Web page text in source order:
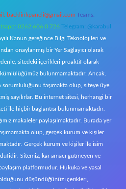
backlinkpaneli@gmail.com Teams:
0262 606 0 726 Telegram: @karabul
Kanun gereğince Bilgi Teknolojileri ve
onaylanmış bir Yer Sağlayıcı olarak
sitedeki içerikleri proaktif olarak
bulunmamaktadır. Ancak,
sorumluluğunu taşımakta olup, siteye üye
sayılırlar. Bu internet sitesi, herhangi bir
ile hiçbir bağlantısı bulunmamaktadır.
makaleler paylaşılmaktadır. Burada yer
olup, gerçek kurum ve kişiler
Gerçek kurum ve kişiler ile isim
Sitemiz, kar amacı gütmeyen ve
platformudur. Hukuka ve yasal
düşündüğünüz içerikleri,